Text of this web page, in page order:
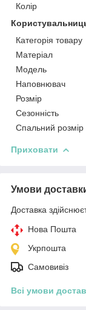
Колір
Категорія товару
Матеріал
Мoдель
Наповнювач
Розмір
Сезонність
Спальний розмір
Приховати
Умови
Доставка
Нова Пошта
Укрпошта
Самовивіз
Всі умови